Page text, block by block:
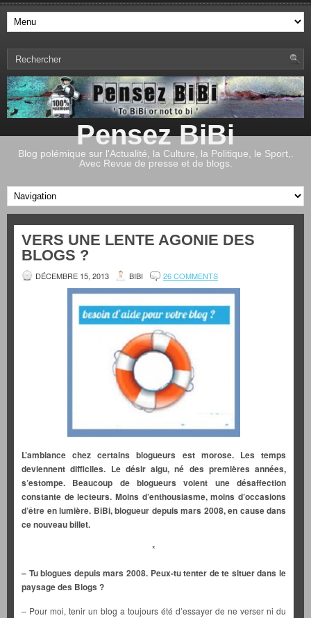
Pensez BiBi
Blog polémique sur l'Actualité, la Culture, la Politique, le Sport,.
Avec Revue de presse et de blogs.
VERS UNE LENTE AGONIE DES
BLOGS ?
DÉCEMBRE 15, 2013 BIBI 26 COMMENTS
L’ambiance chez certains blogueurs est morose. Les temps
deviennent difficiles. Le désir aigu, né des premières années,
s’estompe. Beaucoup de blogueurs voient une désaffection
constante de lecteurs. Moins d’enthousiasme, moins d’occasions
d’être en lumière. BiBi, blogueur depuis mars 2008, en cause dans
ce nouveau billet.
*
– Tu blogues depuis mars 2008. Peux-tu tenter de te situer dans le
paysage des Blogs ?
– Pour moi, tenir un blog a toujours été d’essayer de ne verser ni du